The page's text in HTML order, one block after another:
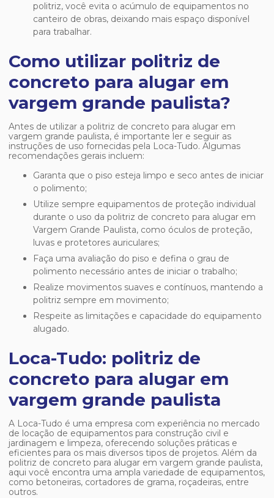
politriz, você evita o acúmulo de equipamentos no
canteiro de obras, deixando mais espaço disponível
para trabalhar.
Como utilizar politriz de
concreto para alugar em
vargem grande paulista?
Antes de utilizar a politriz de concreto para alugar em
vargem grande paulista, é importante ler e seguir as
instruções de uso fornecidas pela Loca-Tudo. Algumas
recomendações gerais incluem:
Garanta que o piso esteja limpo e seco antes de iniciar
o polimento;
Utilize sempre equipamentos de proteção individual
durante o uso da politriz de concreto para alugar em
Vargem Grande Paulista, como óculos de proteção,
luvas e protetores auriculares;
Faça uma avaliação do piso e defina o grau de
polimento necessário antes de iniciar o trabalho;
Realize movimentos suaves e contínuos, mantendo a
politriz sempre em movimento;
Respeite as limitações e capacidade do equipamento
alugado.
Loca-Tudo: politriz de
concreto para alugar em
vargem grande paulista
A Loca-Tudo é uma empresa com experiência no mercado
de locação de equipamentos para construção civil e
jardinagem e limpeza, oferecendo soluções práticas e
eficientes para os mais diversos tipos de projetos. Além da
politriz de concreto para alugar em vargem grande paulista,
aqui você encontra uma ampla variedade de equipamentos,
como betoneiras, cortadores de grama, roçadeiras, entre
outros.